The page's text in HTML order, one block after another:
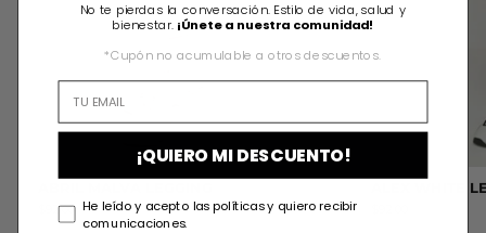
$92.00
ALEX WHITE
No te pierdas la conversación. Estilo de vida, salud y
bienestar. ¡Únete a nuestra comunidad!
*Cupón no acumulable a otros descuentos.
¡QUIERO MI DESCUENTO!
He leído y acepto las políticas y quiero recibir
comunicaciones.